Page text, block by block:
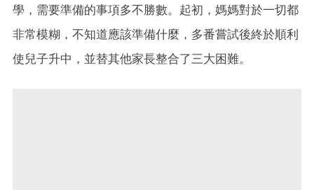
學，需要準備的事項多不勝數。起初，媽媽對於一切都
非常模糊，不知道應該準備什麼，多番嘗試後終於順利
使兒子升中，並替其他家長整合了三大困難。